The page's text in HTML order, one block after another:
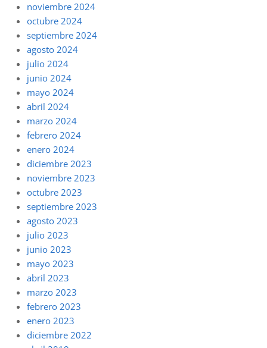
noviembre 2024
octubre 2024
septiembre 2024
agosto 2024
julio 2024
junio 2024
mayo 2024
abril 2024
marzo 2024
febrero 2024
enero 2024
diciembre 2023
noviembre 2023
octubre 2023
septiembre 2023
agosto 2023
julio 2023
junio 2023
mayo 2023
abril 2023
marzo 2023
febrero 2023
enero 2023
diciembre 2022